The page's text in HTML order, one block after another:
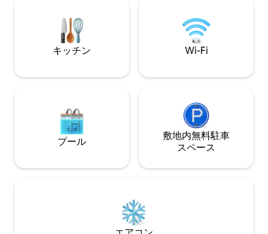
め！」という絶賛の声が寄せられていま
す。サンアントニオでの休暇にぴったり
です！ 許可証：STR-25-13400957
ある3つの専用バ
鮮な空気、野生生
雰囲気を楽しみな
トランまでわずか
キッチン Wi-Fi
プール
敷地内無料駐⁠車
ス⁠ペ⁠ー⁠ス